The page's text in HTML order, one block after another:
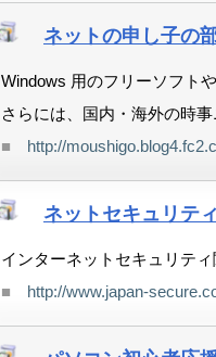
ネットの申し子の
Windows 用のフリーソフト
さらには、国内・海外の時
■
http://
ネットセキュリテ
インターネットセキュリテ
■
http://www.japan-